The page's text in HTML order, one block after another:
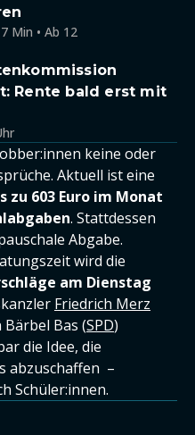
Min • Ab 12
Rente bald erst mit
keine oder
Aktuell ist eine
zu 603 Euro im Monat
. Stattdessen
Abgabe.
wird die
am Dienstag
Friedrich Merz
Bas (SPD)
die Idee, die
abzuschaffen –
Schüler:innen.